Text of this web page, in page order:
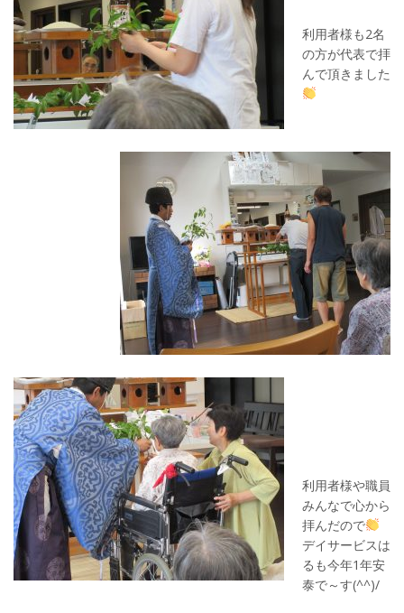
利用者様も2名
の方が代表で拝
んで頂きました
利用者様や職員
みんなで心から
拝んだので
デイサービスは
るも今年1年安
泰で～す(^^)/